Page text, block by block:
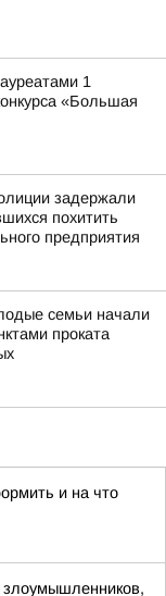
1
«Большая
задержали
похитить
предприятия
семьи начали
проката
и на что